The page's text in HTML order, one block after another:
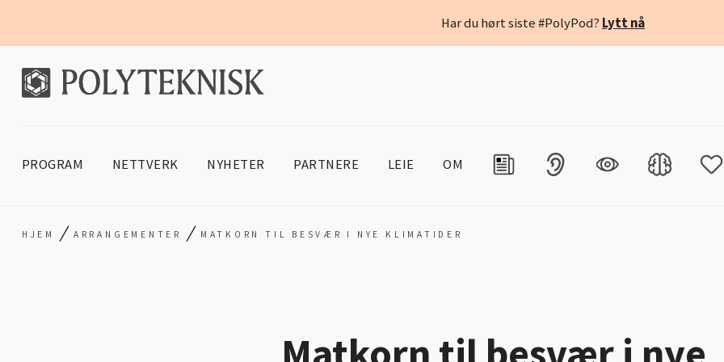
Har du hørt siste #PolyPod? Lytt nå
PROGRAM NETTVERK NYHETER PARTNERE LEIE OM
HJEM / ARRANGEMENTER / MATKORN TIL BESVÆR I NYE KLIMATIDER